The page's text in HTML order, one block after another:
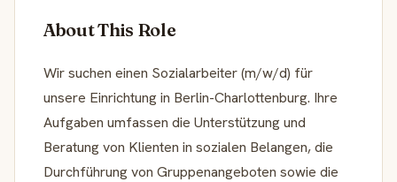
About This Role
Wir suchen einen Sozialarbeiter (m/w/d) für
unsere Einrichtung in Berlin-Charlottenburg. Ihre
Aufgaben umfassen die Unterstützung und
Beratung von Klienten in sozialen Belangen, die
Durchführung von Gruppenangeboten sowie die